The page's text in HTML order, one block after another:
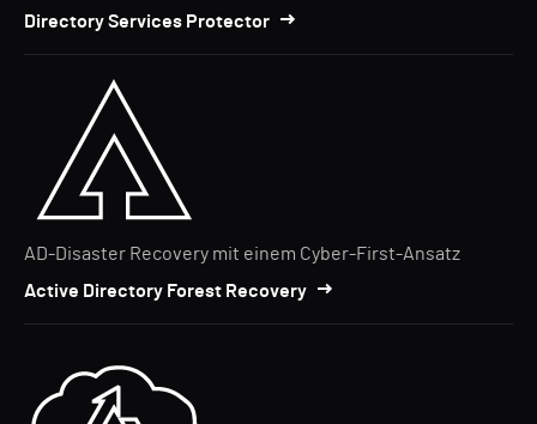
Directory Services Protector
AD-Disaster Recovery mit einem Cyber-First-Ansatz
Active Directory Forest Recovery